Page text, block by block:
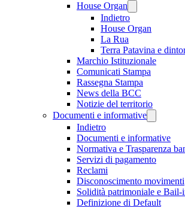
House Organ
Indietro
House Organ
La Rua
Terra Patavina e
Marchio Istituzionale
Comunicati Stampa
Rassegna Stampa
News della BCC
Notizie del territorio
Documenti e informative
Indietro
Documenti e informative
Normativa e Trasparenza
Servizi di pagamento
Reclami
Disconoscimento movimenti
Solidità patrimoniale e Bail-
Definizione di Default